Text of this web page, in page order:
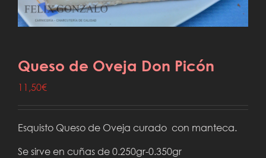
Queso de Oveja Don Picón
11,50€
Esquisto Queso de Oveja curado con manteca.
Se sirve en cuñas de 0.250gr-0.350gr